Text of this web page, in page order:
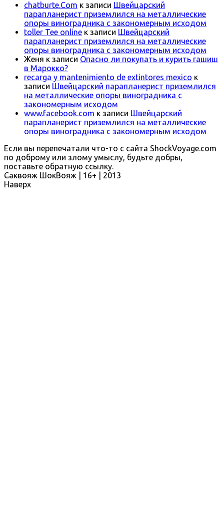
chatburte.Com к записи Швейцарский
парапланерист приземлился на металлические
опоры виноградника с закономерным исходом
toller Tee online к записи Швейцарский
парапланерист приземлился на металлические
опоры виноградника с закономерным исходом
Женя к записи Опасно ли покупать и курить гашиш
в Марокко?
recarga y mantenimiento de extintores mexico к
записи Швейцарский парапланерист приземлился
на металлические опоры виноградника с
закономерным исходом
www.facebook.com к записи Швейцарский
парапланерист приземлился на металлические
опоры виноградника с закономерным исходом
Если вы перепечатали что-то с сайта ShockVoyage.com
по доброму или злому умыслу, будьте добры,
поставьте обратную ссылку.
Саквояж ШокВояж | 16+ | 2013
Наверх